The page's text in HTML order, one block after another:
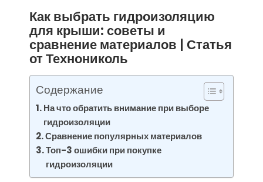
Как выбрать гидроизоляцию
для крыши: советы и
сравнение материалов | Статья
от Технониколь
Содержание
На что обратить внимание при выборе
гидроизоляции
Сравнение популярных материалов
Топ-3 ошибки при покупке
гидроизоляции